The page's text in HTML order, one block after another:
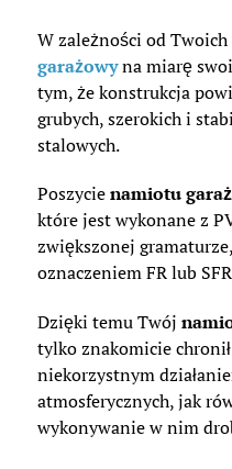
W zależności od
garażowyna miarę
tym, że konstrukcja
grubych, szerokich i
stalowych.
Poszycienamiotu
które jest wykonane z
zwiększonej
oznaczeniem FR lub
Dzięki temu Twój
tylko znakomicie
niekorzystnym
atmosferycznych, jak
wykonywanie w nim